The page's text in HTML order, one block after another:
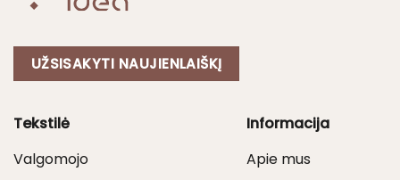
UŽSISAKYTI NAUJIENLAIŠKĮ
Tekstilė
Valgomojo
Informacija
Apie mus